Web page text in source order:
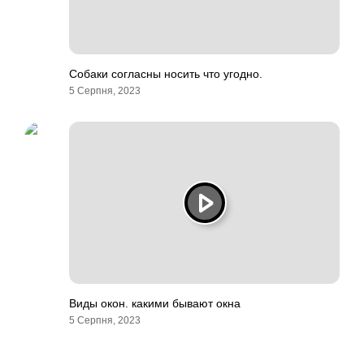
Собаки согласны носить что угодно.
5 Серпня, 2023
Виды окон. какими бывают окна
5 Серпня, 2023